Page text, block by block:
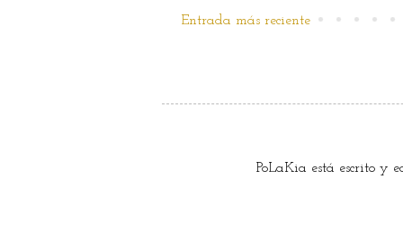
Entrada más reciente
PoLaKia está escrito y